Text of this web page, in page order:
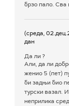
брзо пало. Сва
(среда,
дан
Да ли ?
Али, да ли
женио 5 (пет)
би задњи био
турски вазал.
неприлика